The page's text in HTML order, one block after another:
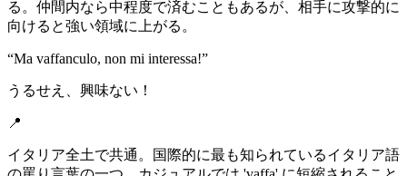
る。仲間内なら中程度で済むこともあるが、相手に攻撃的に
向けると強い領域に上がる。
“Ma vaffanculo, non mi interessa!”
うるせえ、興味ない！
📍
イタリア全土で共通。国際的に最も知られているイタリア語